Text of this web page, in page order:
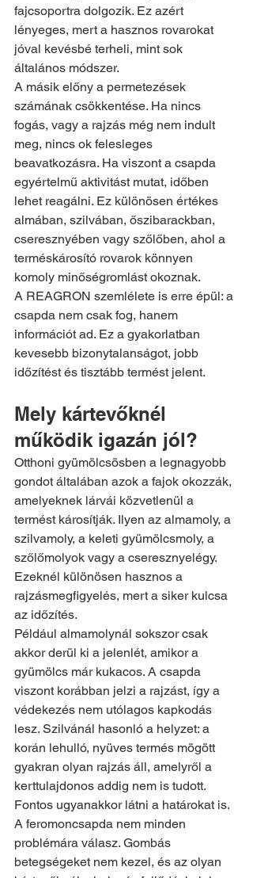
fajcsoportra dolgozik. Ez azért
lényeges, mert a hasznos rovarokat
jóval kevésbé terheli, mint sok
általános módszer.
A másik előny a permetezések
számának csökkentése. Ha nincs
fogás, vagy a rajzás még nem indult
meg, nincs ok felesleges
beavatkozásra. Ha viszont a csapda
egyértelmű aktivitást mutat, időben
lehet reagálni. Ez különösen értékes
almában, szilvában, őszibarackban,
cseresznyében vagy szőlőben, ahol a
terméskárosító rovarok könnyen
komoly minőségromlást okoznak.
A REAGRON szemlélete is erre épül: a
csapda nem csak fog, hanem
információt ad. Ez a gyakorlatban
kevesebb bizonytalanságot, jobb
időzítést és tisztább termést jelent.
Mely kártevőknél
működik igazán jól?
Otthoni gyümölcsösben a legnagyobb
gondot általában azok a fajok okozzák,
amelyeknek lárvái közvetlenül a
termést károsítják. Ilyen az almamoly, a
szilvamoly, a keleti gyümölcsmoly, a
szőlőmolyok vagy a cseresznyelégy.
Ezeknél különösen hasznos a
rajzásmegfigyelés, mert a siker kulcsa
az időzítés.
Például almamolynál sokszor csak
akkor derül ki a jelenlét, amikor a
gyümölcs már kukacos. A csapda
viszont korábban jelzi a rajzást, így a
védekezés nem utólagos kapkodás
lesz. Szilvánál hasonló a helyzet: a
korán lehulló, nyüves termés mögött
gyakran olyan rajzás áll, amelyről a
kerttulajdonos addig nem is tudott.
Fontos ugyanakkor látni a határokat is.
A feromoncsapda nem minden
problémára válasz. Gombás
betegségeket nem kezel, és az olyan